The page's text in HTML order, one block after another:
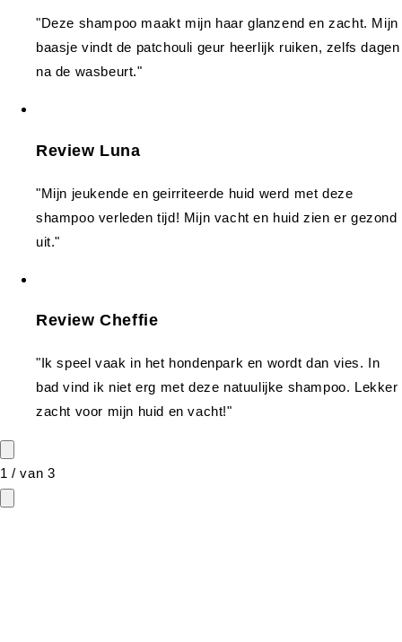
"Deze shampoo maakt mijn haar glanzend en zacht. Mijn
baasje vindt de patchouli geur heerlijk ruiken, zelfs dagen
na de wasbeurt."
Review Luna
"Mijn jeukende en geirriteerde huid werd met deze
shampoo verleden tijd! Mijn vacht en huid zien er gezond
uit."
Review Cheffie
"Ik speel vaak in het hondenpark en wordt dan vies. In
bad vind ik niet erg met deze natuulijke shampoo. Lekker
zacht voor mijn huid en vacht!"
1 /van 3